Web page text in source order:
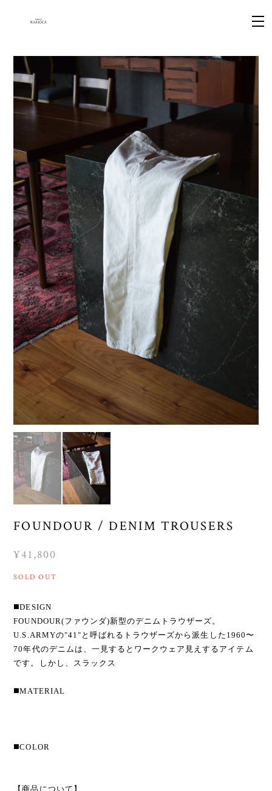
FOUNDOUR / DENIM TROUSERS
¥41,800
SOLD OUT
◼️DESIGN
FOUNDOUR(ファウンダ)新型のデニムトラウザーズ。
U.S.ARMYの"41"と呼ばれるトラウザーズから派生した1960〜
70年代のデニムは、一見するとワークウェア見えするアイテム
です。しかし、スラックス
◼️MATERIAL
◼️COLOR
【商品について】